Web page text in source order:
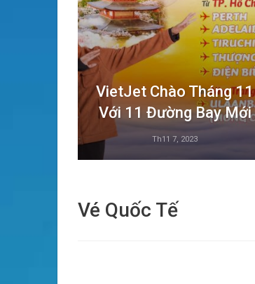
VietJet Chào Tháng 11
Với 11 Đường Bay Mới
Th11 7, 2023
Vé Quốc Tế